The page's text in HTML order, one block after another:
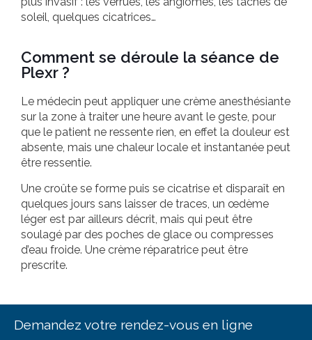
soleil, quelques cicatrices…
Comment se déroule la séance de
Plexr ?
Le médecin peut appliquer une crème anesthésiante
sur la zone à traiter une heure avant le geste, pour
que le patient ne ressente rien, en effet la douleur est
absente, mais une chaleur locale et instantanée peut
être ressentie.
Une croûte se forme puis se cicatrise et disparaît en
quelques jours sans laisser de traces, un œdème
léger est par ailleurs décrit, mais qui peut être
soulagé par des poches de glace ou compresses
d’eau froide. Une crème réparatrice peut être
prescrite.
Demandez votre rendez-vous en ligne